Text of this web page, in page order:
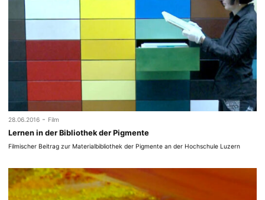
28.06.2016 - Film
Lernen in der Bibliothek der Pigmente
Filmischer Beitrag zur Materialbibliothek der Pigmente an der Hochschule Luzern